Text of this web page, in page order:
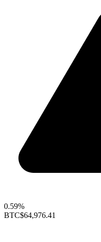
0.59%
BTC$64,976.41